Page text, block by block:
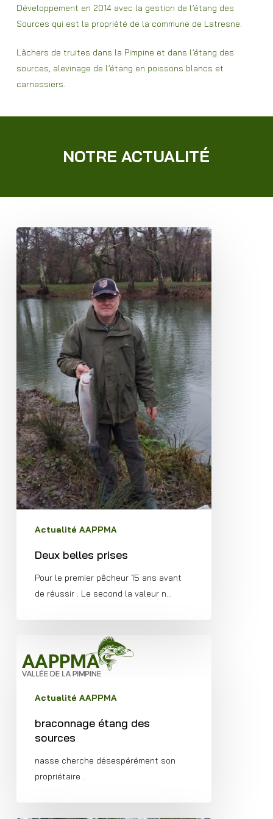
Développement en 2014 avec la gestion de l’étang des
Sources qui est la propriété de la commune de Latresne.
Lâchers de truites dans la Pimpine et dans l’étang des
sources, alevinage de l’étang en poissons blancs et
carnassiers.
NOTRE ACTUALITÉ
Deux
belles
prises
Actualité AAPPMA
Deux belles prises
Pour le premier pêcheur 15 ans avant
de réussir . Le second la valeur n…
étang
des
Actualité AAPPMA
braconnage étang des
sources
nasse cherche désespérément son
propriétaire .